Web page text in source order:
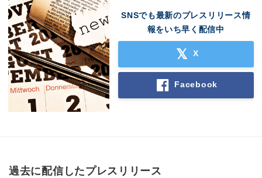
SNSでも最新のプレスリリース情
報をいち早く配信中
X
Facebook
過去に配信したプレスリリース